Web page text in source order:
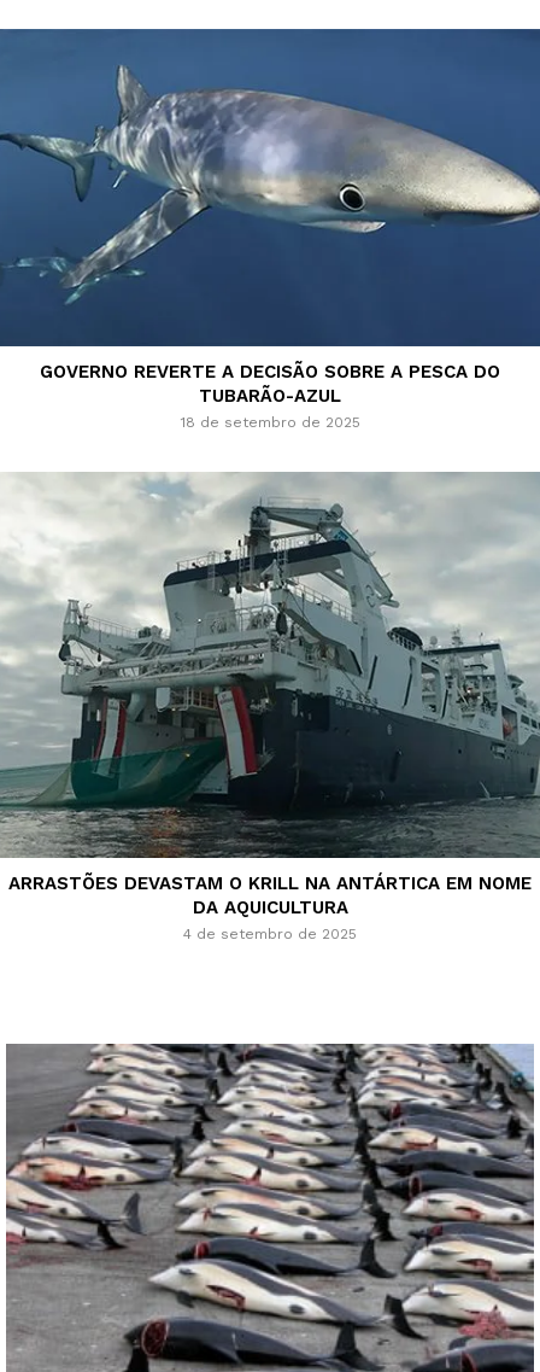
GOVERNO REVERTE A DECISÃO SOBRE A PESCA DO
TUBARÃO-AZUL
18 de setembro de 2025
ARRASTÕES DEVASTAM O KRILL NA ANTÁRTICA EM NOME
DA AQUICULTURA
4 de setembro de 2025